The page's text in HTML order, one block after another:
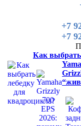
+7
+7
Как выбрать